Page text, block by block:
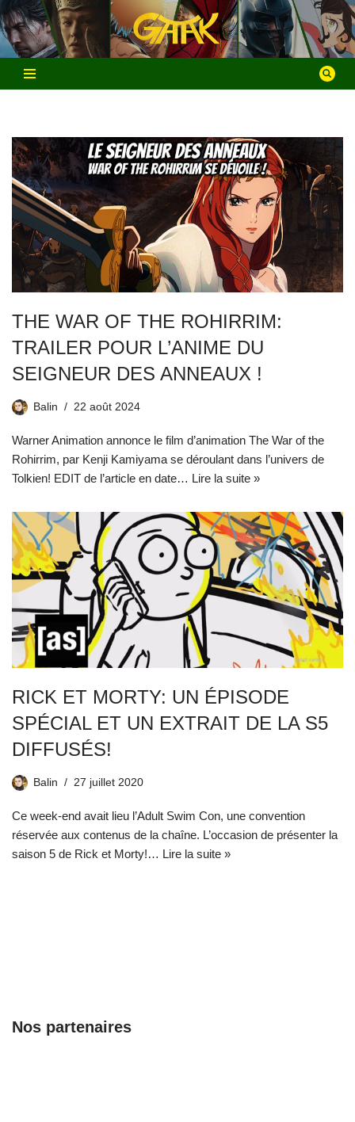
Aller
au
contenu
THE WAR OF THE ROHIRRIM:
TRAILER POUR L’ANIME DU
SEIGNEUR DES ANNEAUX !
Balin 22 août 2024
Warner Animation annonce le film d’animation The War of the
Rohirrim, par Kenji Kamiyama se déroulant dans l’univers de
Tolkien! EDIT de l’article en date… Lire la suite »
RICK ET MORTY: UN ÉPISODE
SPÉCIAL ET UN EXTRAIT DE LA S5
DIFFUSÉS!
Balin 27 juillet 2020
Ce week-end avait lieu l’Adult Swim Con, une convention
réservée aux contenus de la chaîne. L’occasion de présenter la
saison 5 de Rick et Morty!… Lire la suite »
Nos partenaires